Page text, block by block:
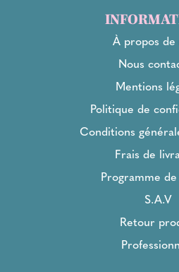
À propos de
Nous
Mentions
Politique de
Conditions
Frais de
Programme
S.A.V
Retour